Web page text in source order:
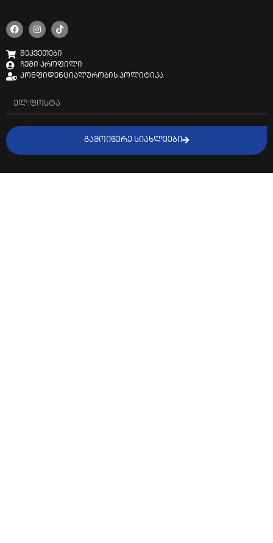
შეკვეთები
ჩემი პროფილი
კონფიდენციალურობის პოლიტიკა
ᲒᲐᲛᲝᲘᲬᲔᲠᲔ ᲡᲘᲐᲮᲚᲔᲔᲑᲘ